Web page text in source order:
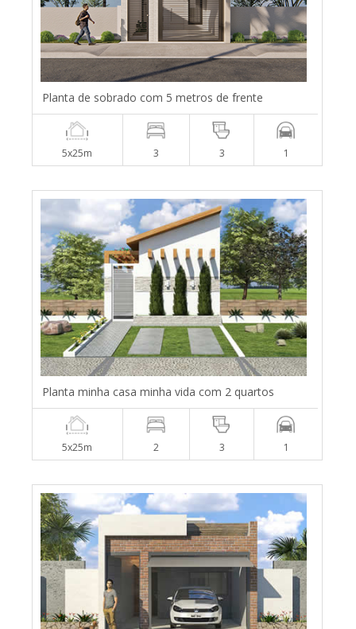
Planta de sobrado com 5 metros de frente
5x25m 3 3 1
Planta minha casa minha vida com 2 quartos
5x25m 2 3 1